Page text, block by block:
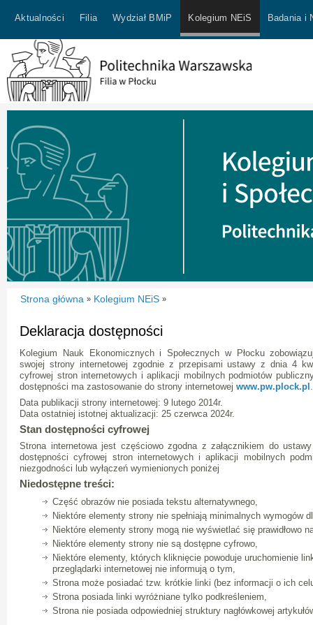
Aktualności Filia Wydział BMiP Kolegium NEiS Badania i
Strona główna » Kolegium NEiS »
Deklaracja dostępności
Kolegium Nauk Ekonomicznych i Społecznych w Płocku
swojej strony internetowej zgodnie z przepisami ustawy z dnia 4
cyfrowej stron internetowych i aplikacji mobilnych podmiotów
dostępności ma zastosowanie do strony internetowej www.pw.plock.pl .
Data publikacji strony internetowej: 9 lutego 2014r.
Data ostatniej istotnej aktualizacji: 25 czerwca 2024r.
Stan dostępności cyfrowej
Strona internetowa jest częściowo zgodna z załącznikiem do
dostępności cyfrowej stron internetowych i aplikacji mobilnych
niezgodności lub wyłączeń wymienionych poniżej
Niedostępne treści:
Część obrazów nie posiada tekstu alternatywnego,
Niektóre elementy strony nie spełniają minimalnych wymogów
Niektóre elementy strony mogą nie wyświetlać się prawidłowo
Niektóre elementy strony nie są dostępne cyfrowo,
Niektóre elementy, których kliknięcie powoduje uruchomienie
przeglądarki internetowej nie informują o tym,
Strona może posiadać tzw. krótkie linki (bez informacji o ich
Strona posiada linki wyróżniane tylko podkreśleniem,
Strona nie posiada odpowiedniej struktury nagłówkowej